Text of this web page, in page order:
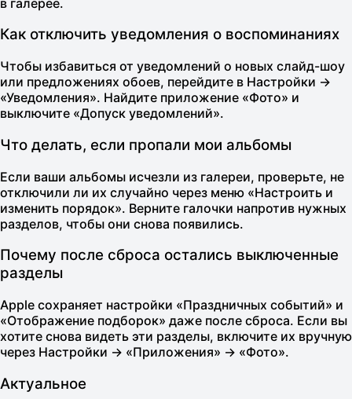
Как отключить уведомления о воспоминаниях
Чтобы избавиться от уведомлений о новых слайд-шоу
или предложениях обоев, перейдите в Настройки →
«Уведомления». Найдите приложение «Фото» и
выключите «Допуск уведомлений».
Что делать, если пропали мои альбомы
Если ваши альбомы исчезли из галереи, проверьте, не
отключили ли их случайно через меню «Настроить и
изменить порядок». Верните галочки напротив нужных
разделов, чтобы они снова появились.
Почему после сброса остались выключенные
разделы
Apple сохраняет настройки «Праздничных событий» и
«Отображение подборок» даже после сброса. Если вы
хотите снова видеть эти разделы, включите их вручную
через Настройки → «Приложения» → «Фото».
Актуальное